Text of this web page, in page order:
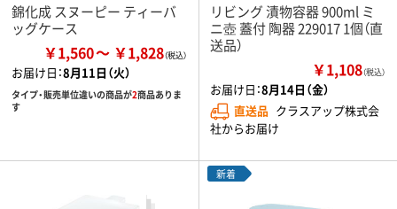
錦化成 スヌーピー ティーバ
ッグケース
￥1,560 ￥1,828
お届け日：8月11日（火）
タイプ・販売単位違いの商品が2商品ありま
す
リビング 漬物容器 900ml ミ
ニ壺 蓋付 陶器 229017 1個（直
送品）
￥1,108（税込）
お届け日：8月14日（金）
直送品 クラスアップ株式会
社からお届け
新着